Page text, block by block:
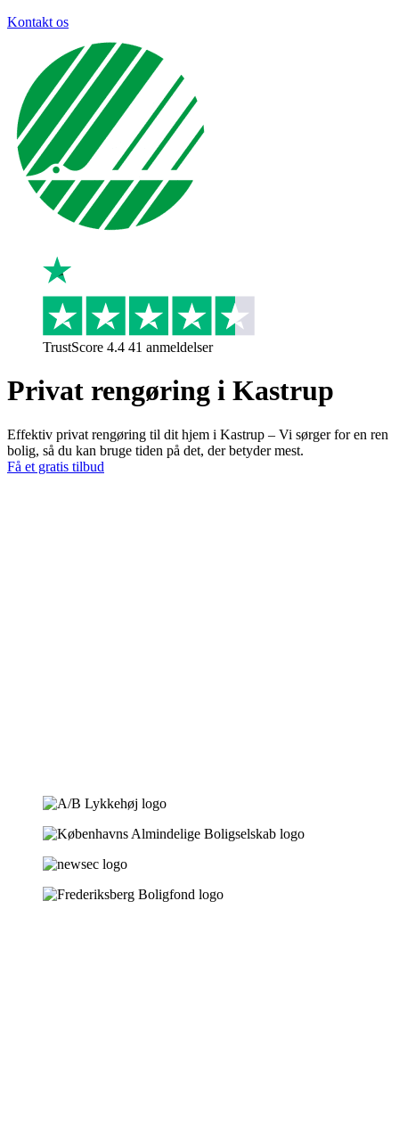
Kontakt os
TrustScore 4.4 41 anmeldelser
Privat rengøring i Kastrup
Effektiv privat rengøring til dit hjem i Kastrup – Vi sørger for en ren
bolig, så du kan bruge tiden på det, der betyder mest.
Få et gratis tilbud